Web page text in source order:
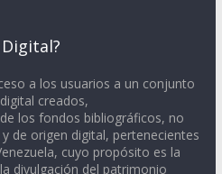
a los usuarios a un conjunto
creados,
los fondos bibliográficos, no
de origen digital, pertenecientes
cuyo propósito es la
divulgación del patrimonio